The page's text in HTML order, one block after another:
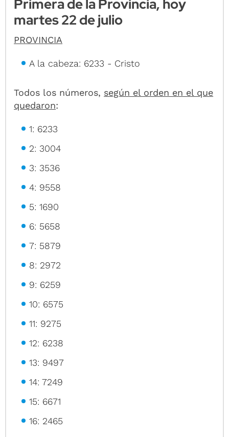
Primera de la Provincia, hoy
martes 22 de julio
PROVINCIA
A la cabeza: 6233 - Cristo
Todos los números, según el orden en el que
quedaron:
1: 6233
2: 3004
3: 3536
4: 9558
5: 1690
6: 5658
7: 5879
8: 2972
9: 6259
10: 6575
11: 9275
12: 6238
13: 9497
14: 7249
15: 6671
16: 2465